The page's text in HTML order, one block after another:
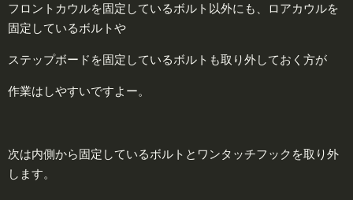
フロントカウルを固定しているボルト以外にも、ロアカウルを
固定しているボルトや
ステップボードを固定しているボルトも取り外しておく方が
作業はしやすいですよー。
次は内側から固定しているボルトとワンタッチフックを取り外
します。